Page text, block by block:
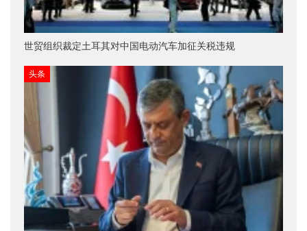
世贸组织裁定土耳其对中国电动汽车加征关税违规
头条